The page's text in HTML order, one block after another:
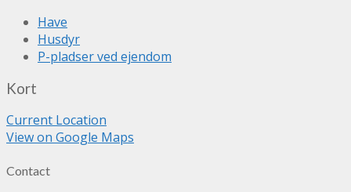
Have
Husdyr
P-pladser ved ejendom
Kort
Current Location
View on Google Maps
Contact